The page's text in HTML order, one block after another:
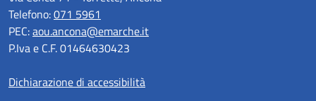
Telefono:071 5961
PEC:aou.ancona@emarche.it
P.Iva e C.F. 01464630423
Dichiarazione di accessibilità